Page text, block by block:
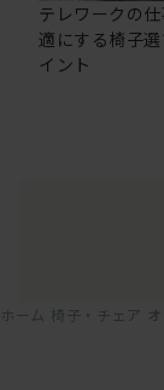
テレワークの
適にする椅子
イント
ホーム 椅子・チェア